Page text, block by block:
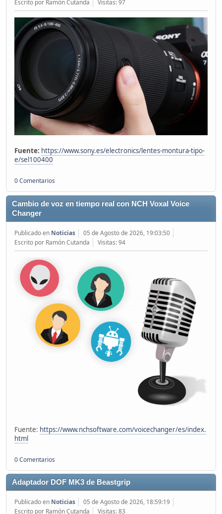
Escrito por Ramón Cutanda
Visitas: 97
Fuente: https://www.sony.es/electronics/lentes-montura-tipo-
e/sel100400
0 Comentarios
Cambio de voz en tiempo real con NCH Voxal Voice
Changer
Publicado en Noticias
05 de Agosto de 2026, 19:03:50
Escrito por Ramón Cutanda
Visitas: 94
Fuente: https://www.nchsoftware.com/voicechanger/es/index.
html
0 Comentarios
Adaptador DOF MK3 de Beastgrip
Publicado en Noticias
05 de Agosto de 2026, 18:59:19
Escrito por Ramón Cutanda
Visitas: 83